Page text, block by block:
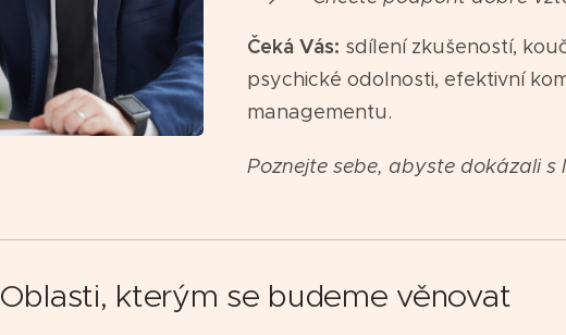
Čeká Vás: sdílení zkušeností,
psychické odolnosti, efektivní
managementu.
Poznejte sebe, abyste dokázali s
Oblasti, kterým se budeme věnovat